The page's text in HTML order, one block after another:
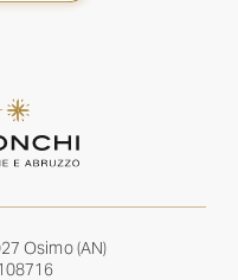
Osimo (AN)